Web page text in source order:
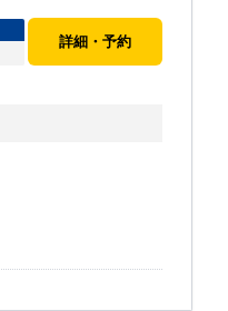
詳細・予約